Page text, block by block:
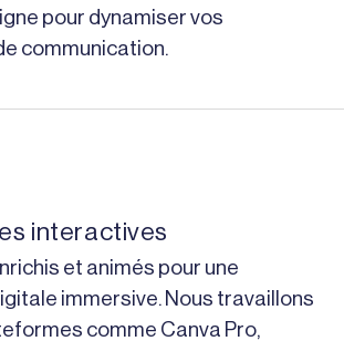
pour dynamiser vos
communication.
interactives
et animés pour une
immersive. Nous travaillons
comme Canva Pro,